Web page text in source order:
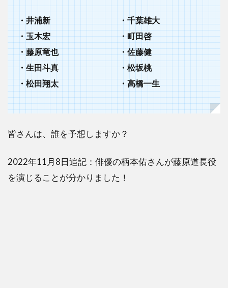
・井浦新
・玉木宏
・藤原竜也
・生田斗真
・松田翔太
・千葉雄大
・町田啓
・佐藤健
・松坂桃
・高橋一生
皆さんは、誰を予想しますか？
2022年11月8日追記：俳優の柄本佑さんが藤原道長役
を演じることが分かりました！